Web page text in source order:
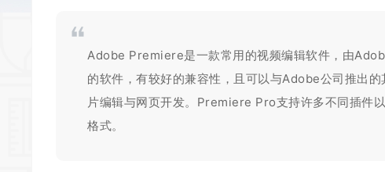
Adobe Premiere是一款常用的视频编辑软件，由
的软件，有较好的兼容性，且可以与Adobe公司推出
片编辑与网页开发。Premiere Pro支持许多不同插件
格式。